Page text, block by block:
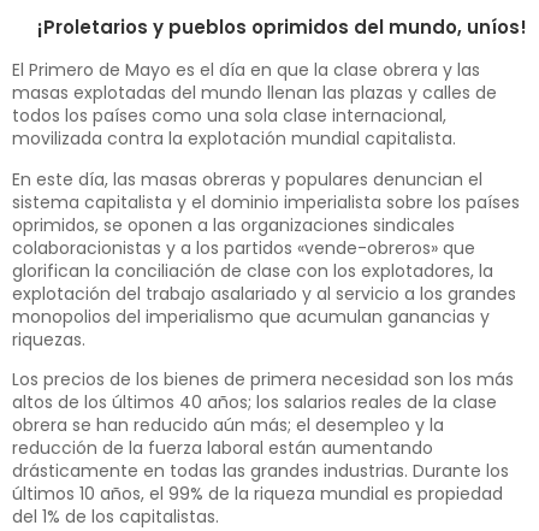
¡Proletarios y pueblos oprimidos del mundo, uníos!
El Primero de Mayo es el día en que la clase obrera y las
masas explotadas del mundo llenan las plazas y calles de
todos los países como una sola clase internacional,
movilizada contra la explotación mundial capitalista.
En este día, las masas obreras y populares denuncian el
sistema capitalista y el dominio imperialista sobre los países
oprimidos, se oponen a las organizaciones sindicales
colaboracionistas y a los partidos «vende-obreros» que
glorifican la conciliación de clase con los explotadores, la
explotación del trabajo asalariado y al servicio a los grandes
monopolios del imperialismo que acumulan ganancias y
riquezas.
Los precios de los bienes de primera necesidad son los más
altos de los últimos 40 años; los salarios reales de la clase
obrera se han reducido aún más; el desempleo y la
reducción de la fuerza laboral están aumentando
drásticamente en todas las grandes industrias. Durante los
últimos 10 años, el 99% de la riqueza mundial es propiedad
del 1% de los capitalistas.